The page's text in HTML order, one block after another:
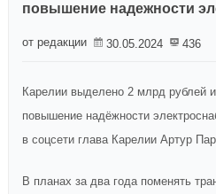
повышение надежности
от редакции 30.05.2024 436
Карелии выделено 2 млрд рублей
повышение надёжности
в соцсети глава Карелии Артур
В планах за два года поменять